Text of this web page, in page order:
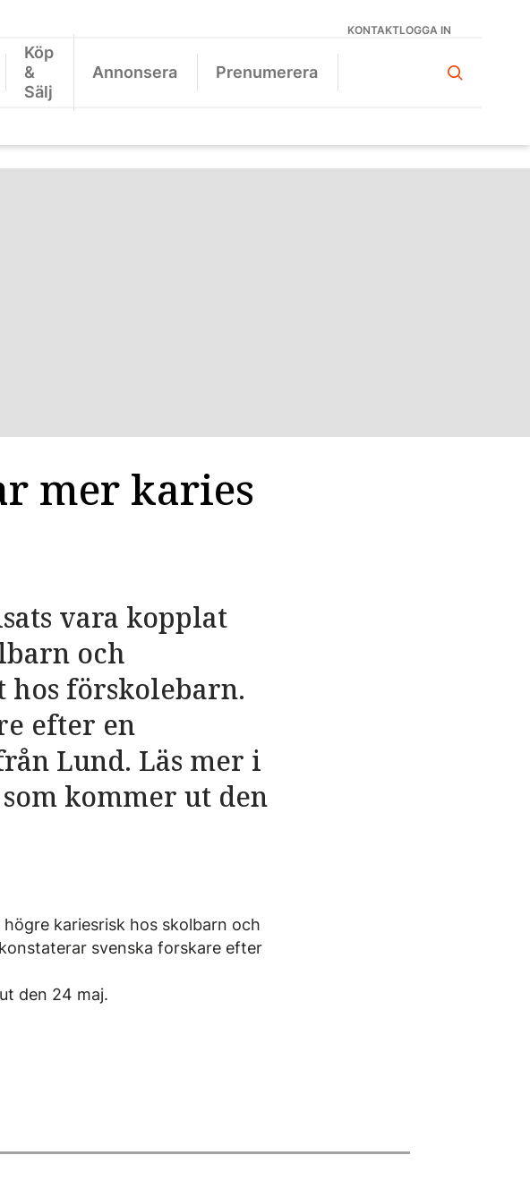
KONTAKTLOGGA IN
Köp
&
Sälj
Annonsera Prenumerera
mer karies
vara kopplat
och
förskolebarn.
efter en
Lund. Läs mer i
kommer ut den
kariesrisk hos skolbarn och
svenska forskare efter
den 24 maj.